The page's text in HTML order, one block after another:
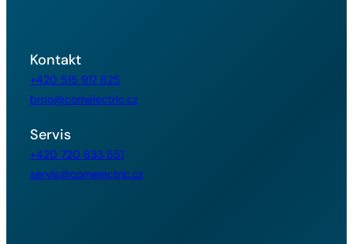
Kontakt
+420 515 917 825
brno@comelectric.cz
Servis
+420 720 833 551
servis@comelectric.cz